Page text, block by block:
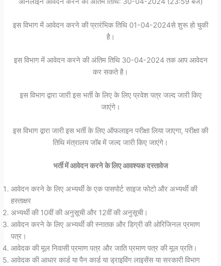
इस विभाग में आवेदन करने की प्रारंभिक तिथि 01-04-2024से शुरू हो चुकी
है।
इस विभाग में आवेदन करने की अंतिम तिथि 30-04-2024 तक आप आवेदन
कर सकते है।
इस विभाग द्वारा जारी इस भर्ती के लिए के लिए प्रवेश पत्र जल्द जारी किए
जाएंगे।
इस विभाग द्वारा जारी इस भर्ती के लिए ऑफलाइन परीक्षा लिया जाएगा, परीक्षा की
तिथि मंत्रालय जॉब में जल्द जारी किए जाएंगे।
भर्ती में आवेदन करने के लिए आवश्यक दस्तावेज
आवेदन करने के लिए अभ्यर्थी के एक पासपोर्ट साइज फोटो और अभ्यर्थी की
हस्ताक्षर
अभ्यर्थी की 10वीं की अनुसूची और 12वीं की अनुसूची।
आवेदन करने के लिए अभ्यर्थी की स्नातक और डिग्री की ओरिजिनल प्रमाण
पत्र।
आवेदक की मूल निवासी प्रमाण पत्र और जाति प्रमाण पत्र की मूल प्रति।
आवेदक की आधार कार्ड या पैन कार्ड या ड्राइविंग लाइसेंस या सरकारी विभाग